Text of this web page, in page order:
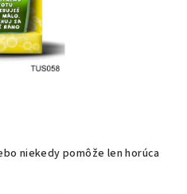
niekedy pomôže len horúca